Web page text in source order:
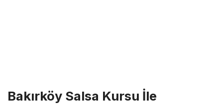
Bakırköy Salsa Kursu İle